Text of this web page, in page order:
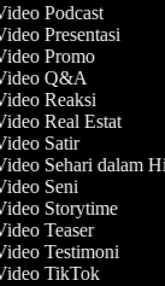
Podcast
Presentasi
Promo
Q&A
Reaksi
Real Estat
Satir
Sehari dalam
Seni
Storytime
Teaser
Testimoni
TikTok